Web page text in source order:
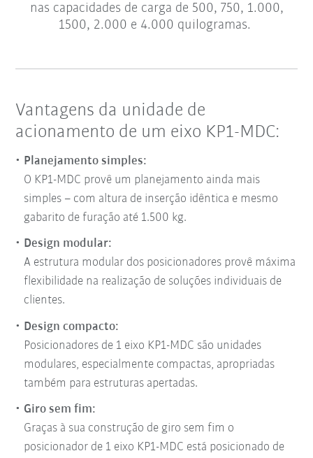
nas capacidades de carga de 500, 750, 1.000,
1500, 2.000 e 4.000 quilogramas.
Vantagens da unidade de
acionamento de um eixo KP1-MDC:
Planejamento simples:
O KP1-MDC provê um planejamento ainda mais
simples – com altura de inserção idêntica e mesmo
gabarito de furação até 1.500 kg.
Design modular:
A estrutura modular dos posicionadores provê máxima
flexibilidade na realização de soluções individuais de
clientes.
Design compacto:
Posicionadores de 1 eixo KP1-MDC são unidades
modulares, especialmente compactas, apropriadas
também para estruturas apertadas.
Giro sem fim:
Graças à sua construção de giro sem fim o
posicionador de 1 eixo KP1-MDC está posicionado de